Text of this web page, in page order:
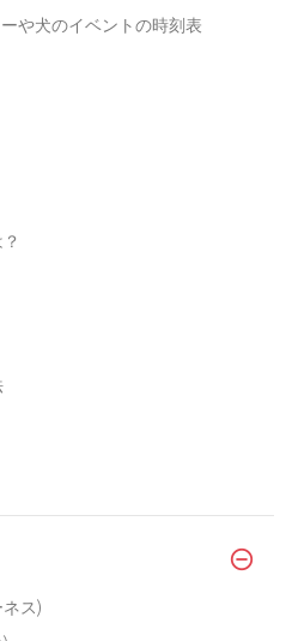
や犬のイベントの時刻表
ス)